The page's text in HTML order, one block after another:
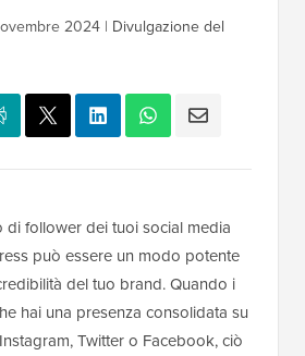
2024 | Divulgazione del
di follower dei tuoi social media
può essere un modo potente
del tuo brand. Quando i
hai una presenza consolidata su
Twitter o Facebook, ciò